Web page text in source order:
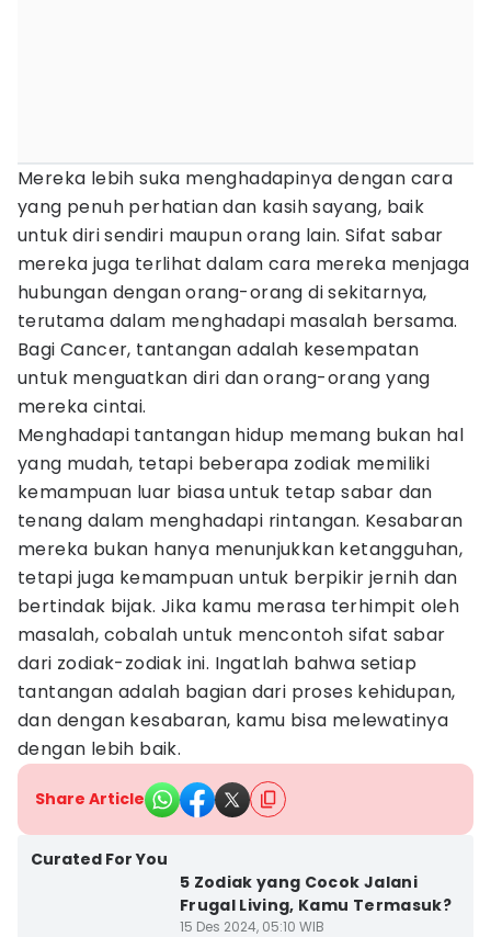
Mereka lebih suka menghadapinya dengan cara
yang penuh perhatian dan kasih sayang, baik
untuk diri sendiri maupun orang lain. Sifat sabar
mereka juga terlihat dalam cara mereka menjaga
hubungan dengan orang-orang di sekitarnya,
terutama dalam menghadapi masalah bersama.
Bagi Cancer, tantangan adalah kesempatan
untuk menguatkan diri dan orang-orang yang
mereka cintai.
Menghadapi tantangan hidup memang bukan hal
yang mudah, tetapi beberapa zodiak memiliki
kemampuan luar biasa untuk tetap sabar dan
tenang dalam menghadapi rintangan. Kesabaran
mereka bukan hanya menunjukkan ketangguhan,
tetapi juga kemampuan untuk berpikir jernih dan
bertindak bijak. Jika kamu merasa terhimpit oleh
masalah, cobalah untuk mencontoh sifat sabar
dari zodiak-zodiak ini. Ingatlah bahwa setiap
tantangan adalah bagian dari proses kehidupan,
dan dengan kesabaran, kamu bisa melewatinya
dengan lebih baik.
Share Article
Curated For You
5 Zodiak yang Cocok Jalani
Frugal Living, Kamu Termasuk?
15 Des 2024, 05:10 WIB